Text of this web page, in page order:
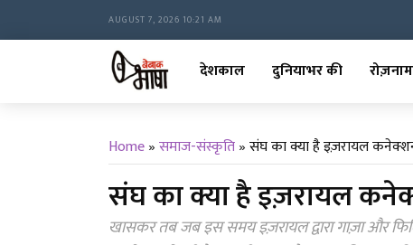
AUGUST 7, 2026 10:21 AM
देशकाल दुनियाभर की
Home»समाज-संस्कृति»संघ का क्या है इज़रायल
संघ का क्या है इज़रायल
खासकर तब जब इस समय इज़रायल द्वारा गाज़ा और